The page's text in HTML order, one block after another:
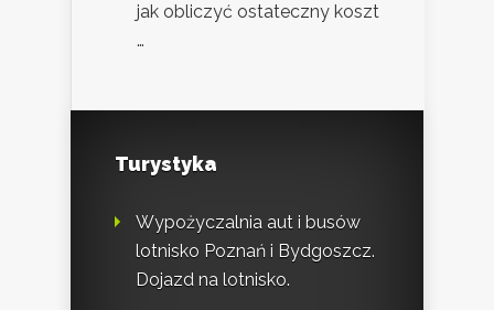
jak obliczyć ostateczny koszt
…
Turystyka
Wypożyczalnia aut i busów
lotnisko Poznań i Bydgoszcz.
Dojazd na lotnisko.